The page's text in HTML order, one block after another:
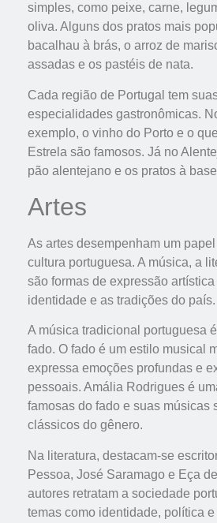
simples, como peixe, carne,
oliva. Alguns dos pratos mais
bacalhau à brás, o arroz de
assadas e os pastéis de nata.
Cada região de Portugal tem
especialidades gastronômicas.
exemplo, o vinho do Porto e o
Estrela são famosos. Já no
pão alentejano e os pratos à
Artes
As artes desempenham um
cultura portuguesa. A música, a
são formas de expressão
identidade e as tradições do país.
A música tradicional portuguesa
fado. O fado é um estilo musical
expressa emoções profundas e
pessoais. Amália Rodrigues é
famosas do fado e suas músicas
clássicos do gênero.
Na literatura, destacam-se
Pessoa, José Saramago e Eça
autores retratam a sociedade
temas como identidade, política e